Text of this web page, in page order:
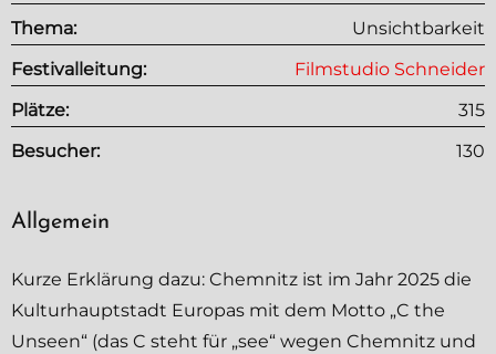
Thema:
Unsichtbarkeit
Festivalleitung:
Filmstudio Schneider
Plätze:
315
Besucher:
130
Allgemein
Kurze Erklärung dazu: Chemnitz ist im Jahr 2025 die
Kulturhauptstadt Europas mit dem Motto „C the
Unseen“ (das C steht für „see“ wegen Chemnitz und